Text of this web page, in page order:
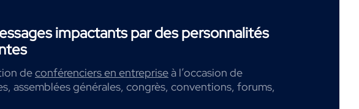
impactants par des personnalités
deconférenciers en entrepriseà l’occasion de
assemblées générales, congrès, conventions, forums,